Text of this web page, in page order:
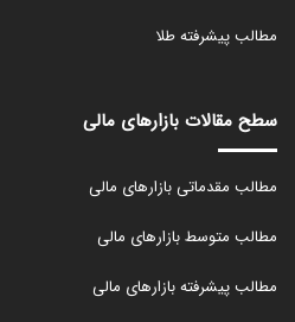
مطالب پیشرفته طلا
سطح مقالات بازارهای مالی
مطالب مقدماتی بازارهای مالی
مطالب متوسط بازارهای مالی
مطالب پیشرفته بازارهای مالی